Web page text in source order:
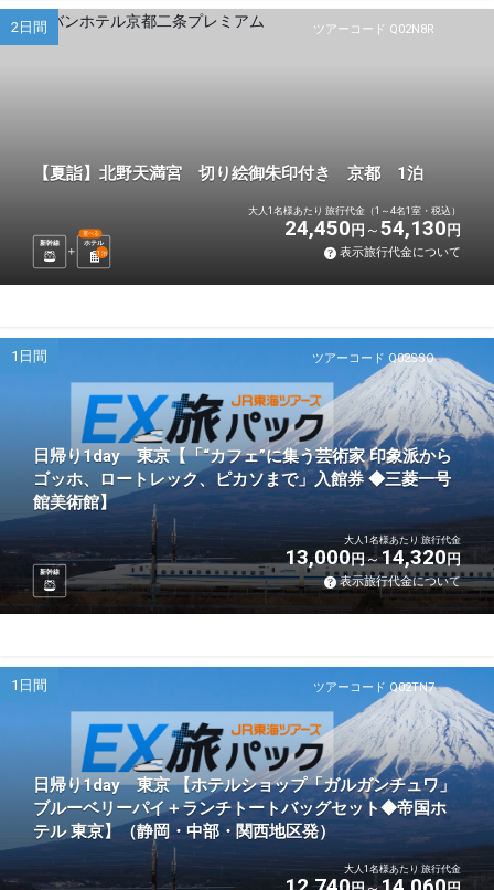
ツアーコード Q02N8R
2日間
【夏詣】北野天満宮 切り絵御朱印付き 京都 1泊
新幹線 ホテル
選べる
1 泊
大人1名様あたり 旅行代金（1～4名1室・税込）
24,450 円 54,130 円
表示旅行代金について
ツアーコード Q02SSO
1日間
日帰り1day 東京【「“カフェ”に集う芸術家 印象派から
ゴッホ、ロートレック、ピカソまで」入館券 ◆三菱一号
館美術館】
新幹線
大人1名様あたり 旅行代金
13,000円 14,320円
表示旅行代金について
ツアーコード Q02TN7
1日間
日帰り1day 東京 【ホテルショップ「ガルガンチュワ」
ブルーベリーパイ＋ランチトートバッグセット◆帝国ホ
テル 東京】（静岡・中部・関西地区発）
大人1名様あたり 旅行代金